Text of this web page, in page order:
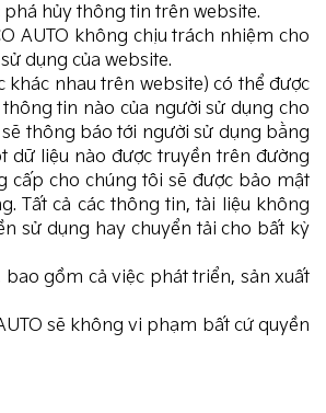
hủy thông tin trên website.
AUTO không chịu trách nhiệm cho
dụng của website.
nhau trên website) có thể được
tin nào của người sử dụng cho
thông báo tới người sử dụng bằng
dữ liệu nào được truyền trên đường
cấp cho chúng tôi sẽ được bảo mật
Tất cả các thông tin, tài liệu không
sử dụng hay chuyển tải cho bất kỳ
gồm cả việc phát triển, sản xuất
sẽ không vi phạm bất cứ quyền